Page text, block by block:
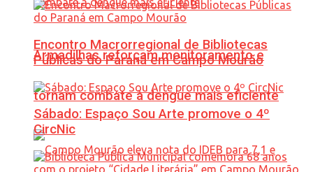
Armadilhas reforçam monitoramento e
tornam combate à dengue mais eficiente
Encontro Macrorregional de Bibliotecas
Públicas do Paraná em Campo Mourão
Sábado: Espaço Sou Arte promove o 4º
CircNic